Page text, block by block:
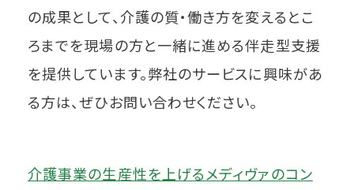
の成果として、介護の質・働き方を変えるとこ
ろまでを現場の方と一緒に進める伴走型支援
を提供しています。弊社のサービスに興味があ
る方は、ぜひお問い合わせください。
介護事業の生産性を上げるメディヴァのコン